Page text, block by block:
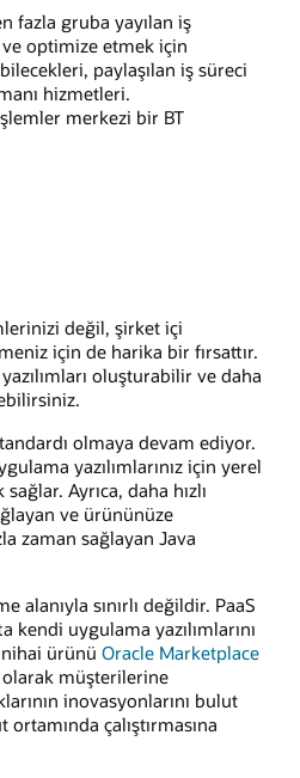
fazla gruba yayılan iş
optimize etmek için
paylaşılan iş süreci
hizmetleri.
merkezi bir BT
değil, şirket içi
için de harika bir fırsattır.
oluşturabilir ve daha
olmaya devam ediyor.
yazılımlarınız için yerel
Ayrıca, daha hızlı
ve ürününüze
zaman sağlayan Java
alanıyla sınırlı değildir. PaaS
kendi uygulama yazılımlarını
ürünü Oracle Marketplace
olarak müşterilerine
inovasyonlarını bulut
çalıştırmasına